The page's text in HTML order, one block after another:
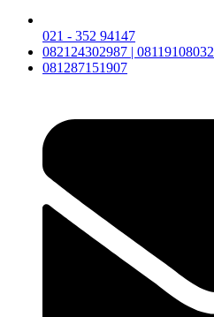
021 - 352 94147
082124302987 | 08119108032
081287151907